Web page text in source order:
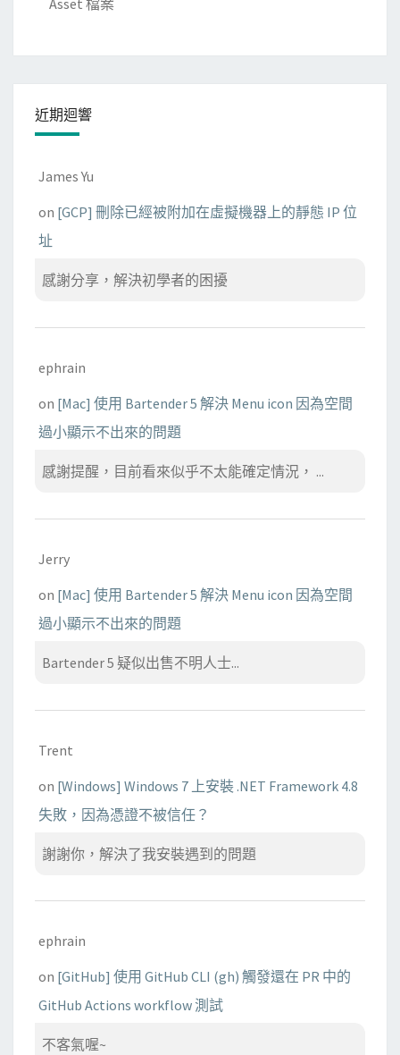
T
Asset 檔案
近期迴響
James Yu
on [GCP] 刪除已經被附加在虛擬機器上的靜態 IP 位
址
感謝分享，解決初學者的困擾
ephrain
on [Mac] 使用 Bartender 5 解決 Menu icon 因為空間
過小顯示不出來的問題
感謝提醒，目前看來似乎不太能確定情況， ...
Jerry
on [Mac] 使用 Bartender 5 解決 Menu icon 因為空間
過小顯示不出來的問題
Bartender 5 疑似出售不明人士...
Trent
on [Windows] Windows 7 上安裝 .NET Framework 4.8
失敗，因為憑證不被信任？
謝謝你，解決了我安裝遇到的問題
ephrain
on [GitHub] 使用 GitHub CLI (gh) 觸發還在 PR 中的
GitHub Actions workflow 測試
不客氣喔~